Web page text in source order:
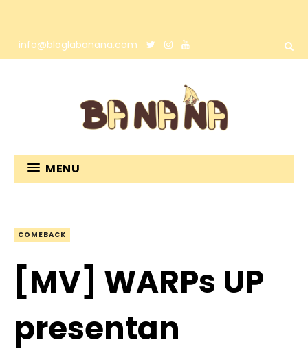
info@bloglabanana.com
MENU
COMEBACK
[MV] WARPs UP
presentan